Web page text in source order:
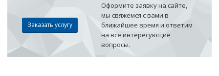
Заказать услугу
Оформите заявку на сайте,
мы свяжемся с вами в
ближайшее время и ответим
на все интересующие
вопросы.